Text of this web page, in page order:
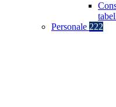
Personale 222